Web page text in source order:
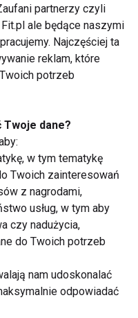
informacji
adres e-mail
partnerzy czyli
ale będące naszymi
Najczęściej ta
reklam, które
potrzeb
dane?
w tym tematykę
Twoich zainteresowań
z nagrodami,
usług, w tym aby
czy nadużycia,
do Twoich potrzeb
nam udoskonalać
odpowiadać